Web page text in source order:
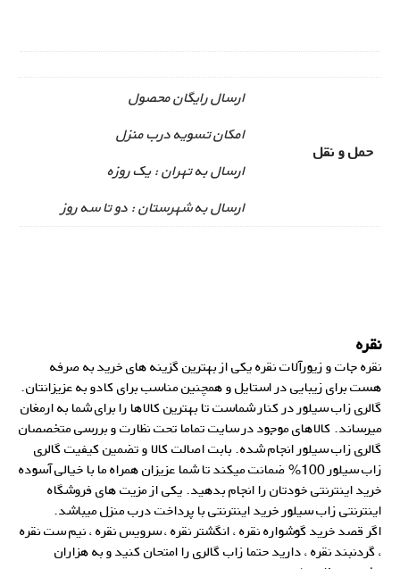
حمل و نقل
ارسال رایگان محصول
امکان تسویه درب منزل
ارسال به تهران : یک روزه
ارسال به شهرستان : دو تا سه روز
نقره
نقره جات و زیورآلات نقره یکی از بهترین گزینه های خرید به صرفه
هست برای زیبایی در استایل و همچنین مناسب برای کادو به عزیزانتان.
گالری زاب سیلور در کنار شماست تا بهترین کالاها را برای شما به ارمغان
میرساند. کالاهای موجود درسایتتماما تحت نظارت و بررسی متخصصان
گالری زاب سیلور انجام شده. بابت اصالت کالا و تضمین کیفیت گالری
زاب سیلور 100% ضمانت میکند تا شما عزیزان همراه ما با خیالی آسوده
خرید اینترنتی خودتان را انجام بدهید. یکی از مزیت های فروشگاه
اینترنتی زاب سیلور خرید اینترنتی با پرداخت درب منزل میباشد.
اگر قصد خرید گوشواره نقره ، انگشتر نقره ، سرویس نقره ، نیم ست نقره
، گردنبند نقره ، دارید حتما زاب گالری را امتحان کنید و به هزاران